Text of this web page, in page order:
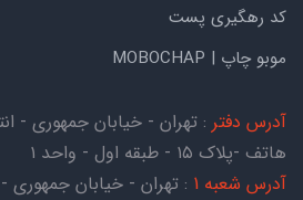
کد رهگیری پست
موبو چاپ | MOBOCHAP
آدرس دفتر : تهران - خیابان جمهوری -
هاتف -پلاک ۱۵ - طبقه اول - واحد ۱
آدرس شعبه 1
: تهران - خیابان جمهوری